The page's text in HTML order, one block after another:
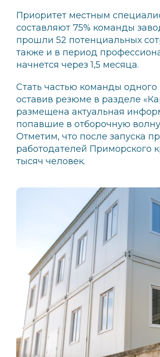
Приоритет местным
составляют 75% команды
прошли 52 потенциальных
также и в период
начнется через 1,5 месяца.
Стать частью команды
оставив резюме в разделе
размещена актуальная
попавшие в отборочную
Отметим, что после запуска
работодателей Приморского
тысяч человек.